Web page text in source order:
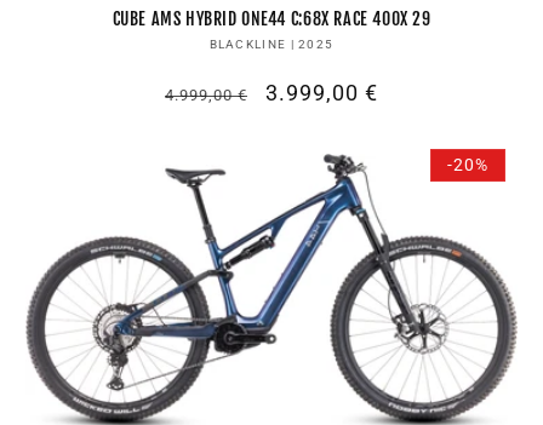
CUBE AMS HYBRID ONE44 C:68X RACE 400X 29
Anbieter:
BLACKLINE | 2025
Normaler
4.999,00 € Verkaufspreis
3.999,00 €
-20%